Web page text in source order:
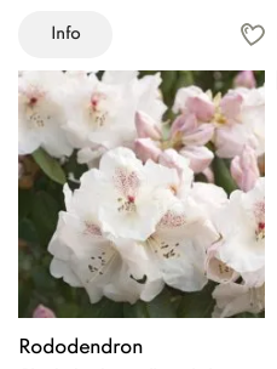
Info
Rododendron